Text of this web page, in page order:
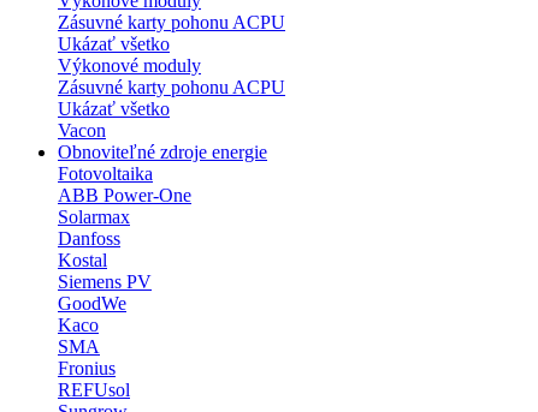
Zásuvné karty pohonu ACPU
Ukázať všetko
Výkonové moduly
Zásuvné karty pohonu ACPU
Ukázať všetko
Vacon
Obnoviteľné zdroje energie
Fotovoltaika
ABB Power-One
Solarmax
Danfoss
Kostal
Siemens PV
GoodWe
Kaco
SMA
Fronius
REFUsol